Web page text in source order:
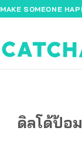
MAKE SOMEONE
ดิลโด้ป้อ